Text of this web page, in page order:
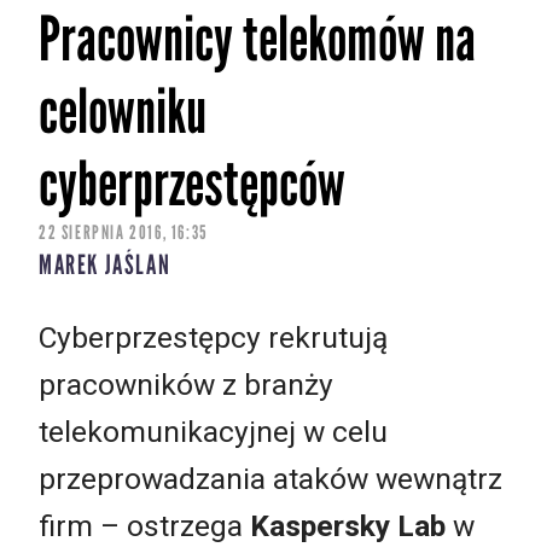
Pracownicy telekomów na
celowniku
cyberprzestępców
22 SIERPNIA 2016, 16:35
MAREK JAŚLAN
Cyberprzestępcy rekrutują
pracowników z branży
telekomunikacyjnej w celu
przeprowadzania ataków wewnątrz
firm – ostrzega Kaspersky Lab w